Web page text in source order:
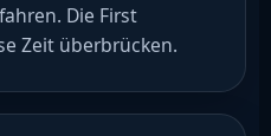
Die First
Zeit überbrücken.